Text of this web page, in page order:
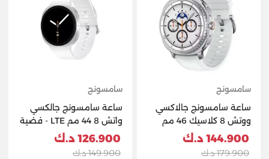
سامسونج
ساعة سامسونج جالاكسي
ووتش 8 كلاسيك 46 مم
بلوتوث - أبيض
144.900 د.ك
179.900 د.ك
سامسونج
ساعة سامسونج جالكسي
واتش 8 44 مم LTE - فضية
126.900 د.ك
149.900 د.ك